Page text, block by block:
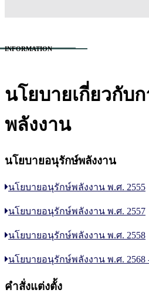
INFORMATION
นโยบายเกี่ยวกับ
พลังงาน
นโยบายอนุรักษ์พลังงาน
นโยบายอนุรักษ์พลังงาน พ.ศ. 2555
นโยบายอนุรักษ์พลังงาน พ.ศ. 2557
นโยบายอนุรักษ์พลังงาน พ.ศ. 2558
นโยบายอนุรักษ์พลังงาน พ.ศ. 2568
คำสั่งแต่งตั้ง